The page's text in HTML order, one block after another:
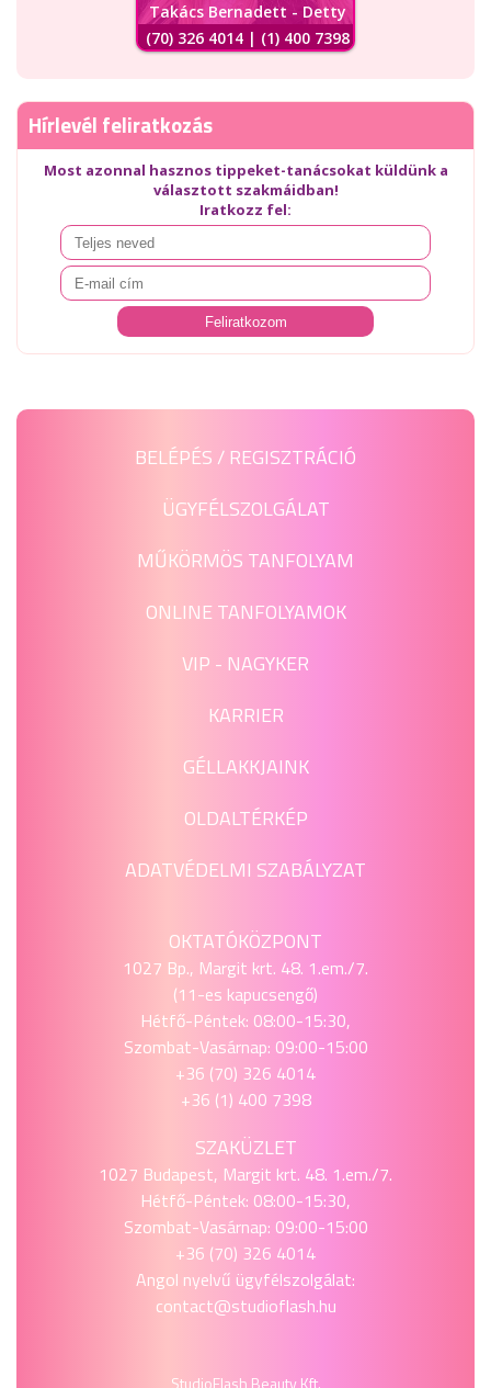
Takács Bernadett - Detty
(70) 326 4014 | (1) 400 7398
Hírlevél feliratkozás
Most azonnal hasznos tippeket-tanácsokat küldünk a
választott szakmáidban!
Iratkozz fel:
BELÉPÉS / REGISZTRÁCIÓ
ÜGYFÉLSZOLGÁLAT
MŰKÖRMÖS TANFOLYAM
ONLINE TANFOLYAMOK
VIP - NAGYKER
KARRIER
GÉLLAKKJAINK
OLDALTÉRKÉP
ADATVÉDELMI SZABÁLYZAT
OKTATÓKÖZPONT
1027 Bp., Margit krt. 48. 1.em./7.
(11-es kapucsengő)
Hétfő-Péntek: 08:00-15:30,
Szombat-Vasárnap: 09:00-15:00
+36 (70) 326 4014
+36 (1) 400 7398
SZAKÜZLET
1027 Budapest, Margit krt. 48. 1.em./7.
Hétfő-Péntek: 08:00-15:30,
Szombat-Vasárnap: 09:00-15:00
+36 (70) 326 4014
Angol nyelvű ügyfélszolgálat:
contact@studioflash.hu
StudioFlash Beauty Kft.